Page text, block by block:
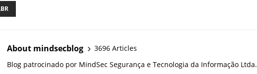
About mindsecblog
3696 Articles
Blog patrocinado por MindSec Segurança e Tecnologia da Informação Ltda.